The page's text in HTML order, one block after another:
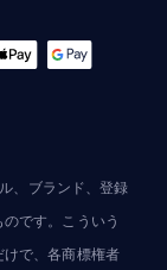
、ブランド、登録
です。こういう
で、各商標権者